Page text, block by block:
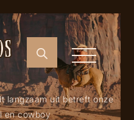
langzaam uit betreft onze
en cowboy